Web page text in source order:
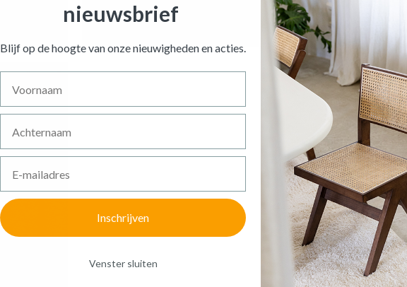
Kussen AMBIENCE 40 Flamingo is toegevoegd aan je winkelmandje
KUSSEN AMBIENCE 40 FLAMINGO
Prijs per stuk, incl. btw en excl. verzendkosten
GA NAAR WINKELMANDJE of verder winkelen
nieuwsbrief
Blijf op de hoogte van onze nieuwigheden enacties.
Inschrijven
Venster sluiten